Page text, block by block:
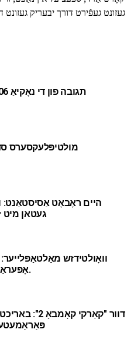
געזונט געפֿירט דורך יבעריק געזונט
מולטיפּלעקסערס
היים ראָבאָט אַסיסטאַנט:
געטאן מיט
וואָולטידזש מאַלטאַפּלייער:
אָפּעראַציע און פאַרנעם.
דוור "קאַרקי